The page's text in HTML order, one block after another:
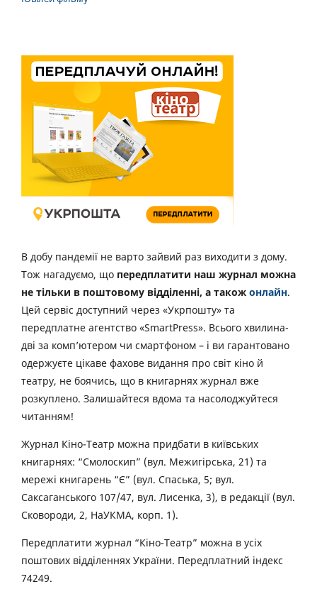
В добу пандемії не варто зайвий раз виходити з дому.
Тож нагадуємо, що передплатити наш журнал можна
не тільки в поштовому відділенні, а також онлайн.
Цей сервіс доступний через «Укрпошту» та
передплатне агентство «SmartPress». Всього хвилина-
дві за комп’ютером чи смартфоном – і ви гарантовано
одержуєте цікаве фахове видання про світ кіно й
театру, не боячись, що в книгарнях журнал вже
розкуплено. Залишайтеся вдома та насолоджуйтеся
читанням!
Журнал Кіно-Театр можна придбати в київських
книгарнях: “Смолоскип” (вул. Межигірська, 21) та
мережі книгарень “Є” (вул. Спаська, 5; вул.
Саксаганського 107/47, вул. Лисенка, 3), в редакції (вул.
Сковороди, 2, НаУКМА, корп. 1).
Передплатити журнал “Кіно-Театр” можна в усіх
поштових відділеннях України. Передплатний індекс
74249.